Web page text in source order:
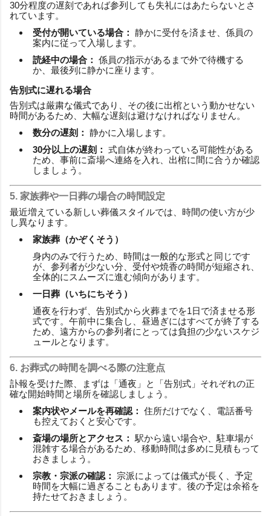
30分程度の遅刻であれば参列しても失礼にはあたらないとさ
れています。
受付が開いている場合： 静かに受付を済ませ、係員の
案内に従って入場します。
読経中の場合： 係員の指示があるまで外で待機する
か、最後列に静かに座ります。
告別式に遅れる場合
告別式は厳粛な儀式であり、その後に出棺という動かせない
時間があるため、大幅な遅刻は避けなければなりません。
数分の遅刻： 静かに入場します。
30分以上の遅刻： 式自体が終わっている可能性がある
ため、事前に斎場へ連絡を入れ、出棺に間に合うか確認
しましょう。
5. 家族葬や一日葬の場合の時間設定
最近増えている新しい葬儀スタイルでは、時間の使い方が少
し異なります。
家族葬（かぞくそう）
身内のみで行うため、時間は一般的な形式と同じです
が、参列者が少ない分、受付や焼香の時間が短縮され、
全体的にスムーズに進む傾向があります。
一日葬（いちにちそう）
通夜を行わず、告別式から火葬までを1日で済ませる形
式です。午前中に集合し、昼過ぎにはすべてが終了する
ため、遠方からの参列者にとっては負担の少ないスケジ
ュールとなります。
6. お葬式の時間を調べる際の注意点
訃報を受けた際、まずは「通夜」と「告別式」それぞれの正
確な開始時間と場所を確認しましょう。
案内状やメールを再確認： 住所だけでなく、電話番号
も控えておくと安心です。
斎場の場所とアクセス： 駅から遠い場合や、駐車場が
混雑する場合があるため、移動時間は多めに見積もって
おきましょう。
宗教・宗派の確認：
宗派によっては儀式が長く、予定
時間を大幅に過ぎることもあります。後の予定は余裕を
持たせておきましょう。